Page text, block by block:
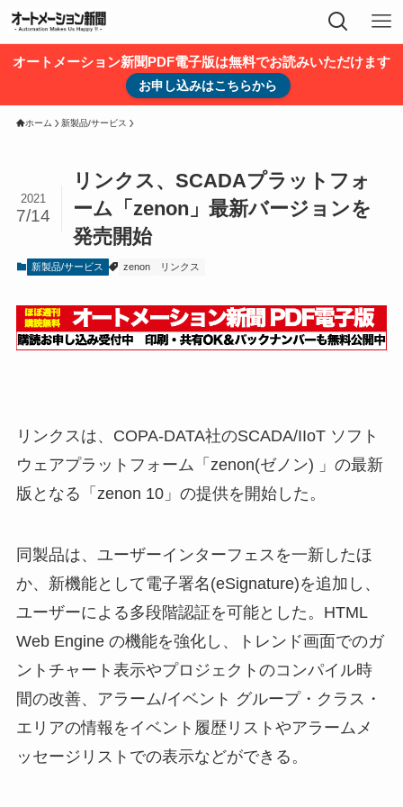
オートメーション新聞PDF電子版は無料でお読みいただけます
お申し込みはこちらから
ホーム 新製品/サービス
リンクス、SCADAプラットフォ
ーム「zenon」最新バージョンを
発売開始
2021
7/14
新製品/サービス zenon リンクス
リンクスは、COPA-DATA社のSCADA/IIoT ソフト
ウェアプラットフォーム「zenon(ゼノン) 」の最新
版となる「zenon 10」の提供を開始した。
同製品は、ユーザーインターフェスを一新したほ
か、新機能として電子署名(eSignature)を追加し、
ユーザーによる多段階認証を可能とした。HTML
Web Engine の機能を強化し、トレンド画面でのガ
ントチャート表示やプロジェクトのコンパイル時
間の改善、アラーム/イベント グループ・クラス・
エリアの情報をイベント履歴リストやアラームメ
ッセージリストでの表示などができる。